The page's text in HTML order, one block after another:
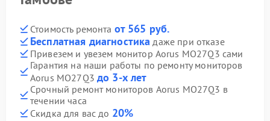
Стоимость ремонта от 565 руб.
Бесплатная диагностика даже при отказе
Привезем и увезем монитор Aorus MO27Q3 сами
Гарантия на наши работы по ремонту мониторов
Aorus MO27Q3 до 3-х лет
Срочный ремонт мониторов Aorus MO27Q3 в
течении часа
Скидка для вас до 20%